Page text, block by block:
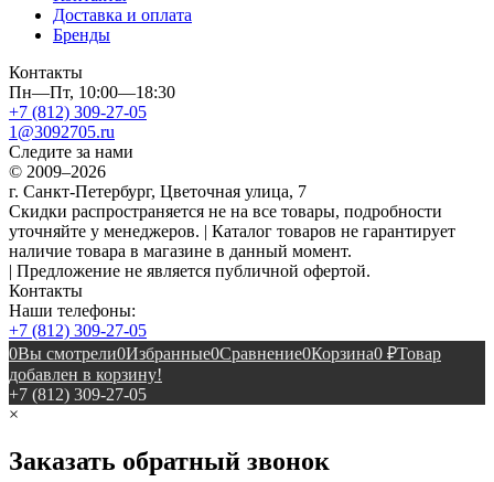
Доставка и оплата
Бренды
Контакты
Пн—Пт, 10:00—18:30
+7 (812) 309-27-05
1@3092705.ru
Следите за нами
© 2009–2026
г. Санкт-Петербург, Цветочная улица, 7
Скидки распространяется не на все товары, подробности
уточняйте у менеджеров. | Каталог товаров не гарантирует
наличие товара в магазине в данный момент.
| Предложение не является публичной офертой.
Контакты
Наши телефоны:
+7 (812) 309-27-05
0Вы смотрели0Избранные0Сравнение0Корзина0 ₽Товар
добавлен в корзину!
+7 (812) 309-27-05
×
Заказать обратный звонок